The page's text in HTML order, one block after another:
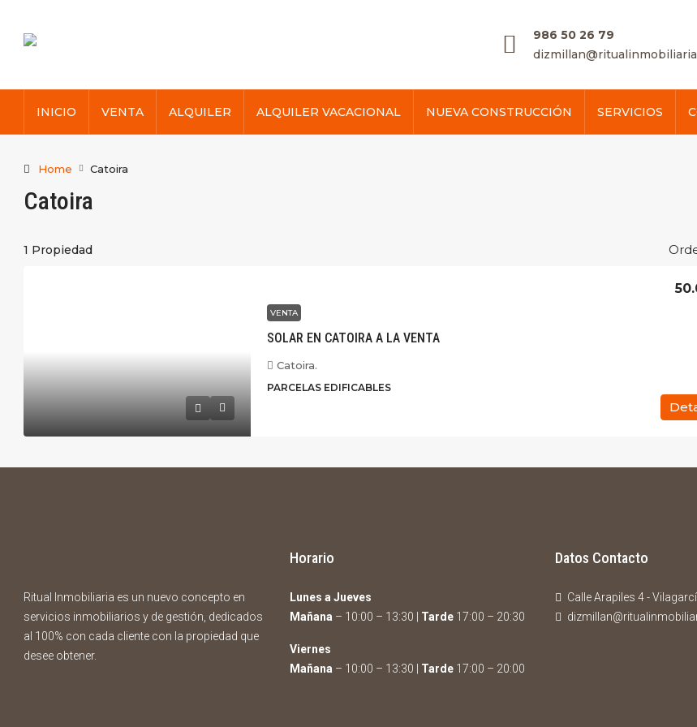
986 50 26 79
INICIO VENTA ALQUILER ALQUILER VACACIONAL NUEVA CONSTRUCCIÓN SERVICIOS
Home Catoira
Catoira
1 Propiedad
VENTA
SOLAR EN CATOIRA A LA VENTA
Catoira.
PARCELAS EDIFICABLES
Ritual Inmobiliaria es un nuevo concepto en
servicios inmobiliarios y de gestión, dedicados
al 100% con cada cliente con la propiedad que
desee obtener.
Horario
Lunes a Jueves
Mañana – 10:00 – 13:30 | Tarde17:00 – 20:30
Viernes
Mañana – 10:00 – 13:30 | Tarde17:00 – 20:00
Datos Contacto
Calle Arapiles 4 -